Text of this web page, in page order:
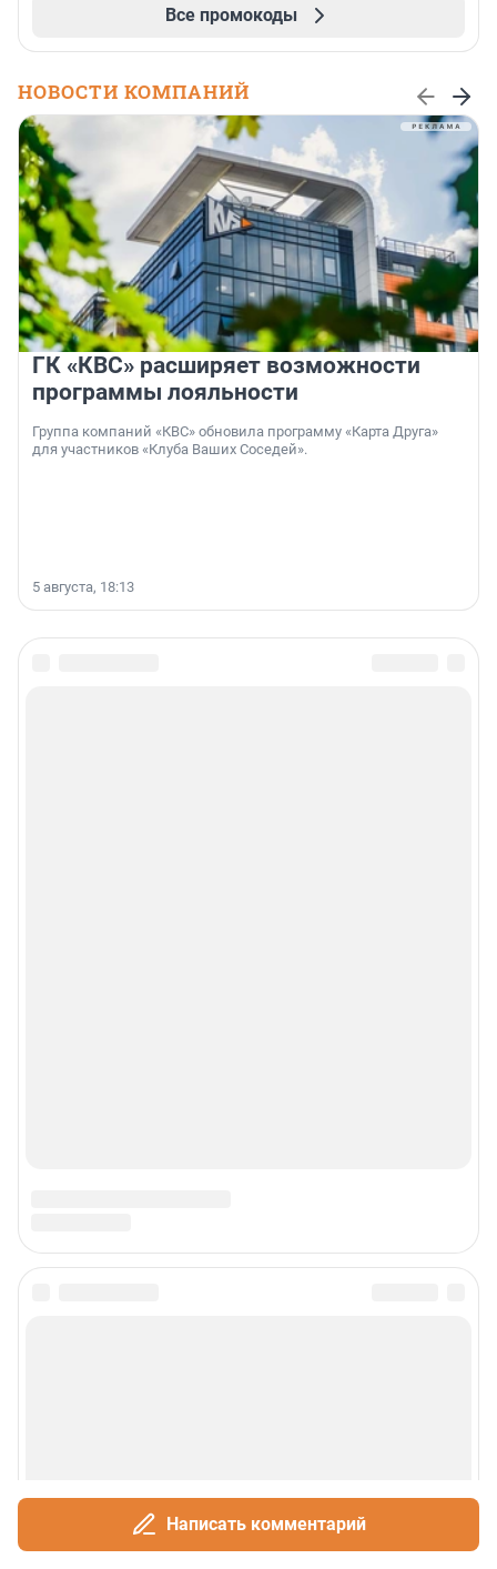
Все промокоды
НОВОСТИ КОМПАНИЙ
ГК «КВС» расширяет возможности
программы лояльности
Группа компаний «КВС» обновила программу «Карта Друга»
для участников «Клуба Ваших Соседей».
5 августа, 18:13
Написать комментарий